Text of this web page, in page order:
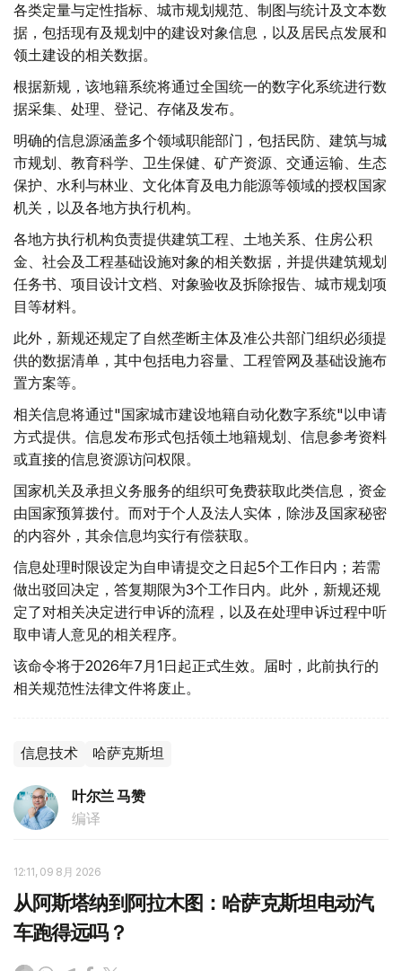
各类定量与定性指标、城市规划规范、制图与统计及文本数
据，包括现有及规划中的建设对象信息，以及居民点发展和
领土建设的相关数据。
根据新规，该地籍系统将通过全国统一的数字化系统进行数
据采集、处理、登记、存储及发布。
明确的信息源涵盖多个领域职能部门，包括民防、建筑与城
市规划、教育科学、卫生保健、矿产资源、交通运输、生态
保护、水利与林业、文化体育及电力能源等领域的授权国家
机关，以及各地方执行机构。
各地方执行机构负责提供建筑工程、土地关系、住房公积
金、社会及工程基础设施对象的相关数据，并提供建筑规划
任务书、项目设计文档、对象验收及拆除报告、城市规划项
目等材料。
此外，新规还规定了自然垄断主体及准公共部门组织必须提
供的数据清单，其中包括电力容量、工程管网及基础设施布
置方案等。
相关信息将通过"国家城市建设地籍自动化数字系统"以申请
方式提供。信息发布形式包括领土地籍规划、信息参考资料
或直接的信息资源访问权限。
国家机关及承担义务服务的组织可免费获取此类信息，资金
由国家预算拨付。而对于个人及法人实体，除涉及国家秘密
的内容外，其余信息均实行有偿获取。
信息处理时限设定为自申请提交之日起5个工作日内；若需
做出驳回决定，答复期限为3个工作日内。此外，新规还规
定了对相关决定进行申诉的流程，以及在处理申诉过程中听
取申请人意见的相关程序。
该命令将于2026年7月1日起正式生效。届时，此前执行的
相关规范性法律文件将废止。
信息技术 哈萨克斯坦
叶尔兰 马赞
编译
12:11, 09 8月 2026
从阿斯塔纳到阿拉木图：哈萨克斯坦电动汽
车跑得远吗？